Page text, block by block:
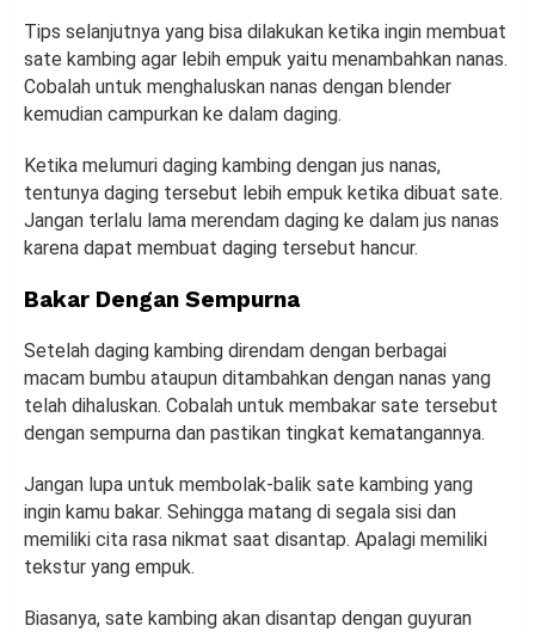
Tips selanjutnya yang bisa dilakukan ketika ingin membuat
sate kambing agar lebih empuk yaitu menambahkan nanas.
Cobalah untuk menghaluskan nanas dengan blender
kemudian campurkan ke dalam daging.
Ketika melumuri daging kambing dengan jus nanas,
tentunya daging tersebut lebih empuk ketika dibuat sate.
Jangan terlalu lama merendam daging ke dalam jus nanas
karena dapat membuat daging tersebut hancur.
Bakar Dengan Sempurna
Setelah daging kambing direndam dengan berbagai
macam bumbu ataupun ditambahkan dengan nanas yang
telah dihaluskan. Cobalah untuk membakar sate tersebut
dengan sempurna dan pastikan tingkat kematangannya.
Jangan lupa untuk membolak-balik sate kambing yang
ingin kamu bakar. Sehingga matang di segala sisi dan
memiliki cita rasa nikmat saat disantap. Apalagi memiliki
tekstur yang empuk.
Biasanya, sate kambing akan disantap dengan guyuran